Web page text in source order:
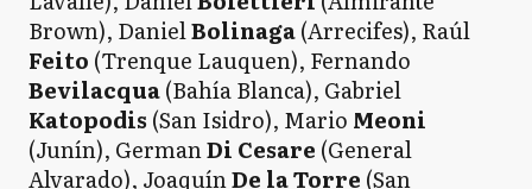
Brown), DanielBolinaga(Arrecifes), Raúl
Feito (Trenque Lauquen), Fernando
Bevilacqua(Bahía Blanca), Gabriel
Katopodis (San Isidro), Mario Meoni
(Junín), GermanDi Cesare (General
Alvarado), JoaquínDe la Torre (San